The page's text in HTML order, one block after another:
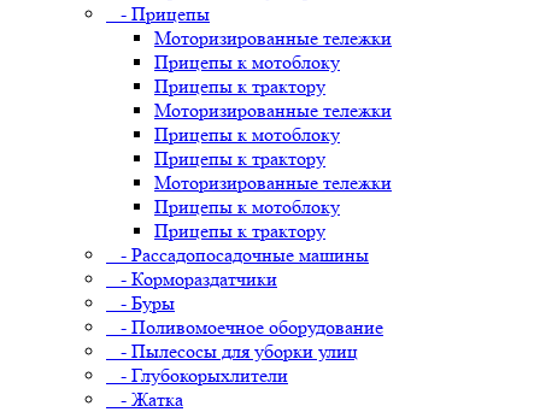
- Прицепы
Моторизированные тележки
Прицепы к мотоблоку
Прицепы к трактору
Моторизированные тележки
Прицепы к мотоблоку
Прицепы к трактору
Моторизированные тележки
Прицепы к мотоблоку
Прицепы к трактору
- Рассадопосадочные машины
- Кормораздатчики
- Буры
- Поливомоечное оборудование
- Пылесосы для уборки улиц
- Глубокорыхлители
- Жатка